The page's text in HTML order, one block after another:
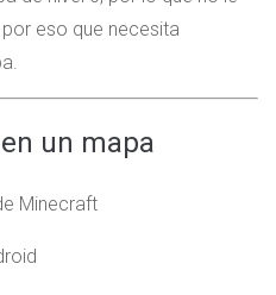
eso que necesita
un mapa